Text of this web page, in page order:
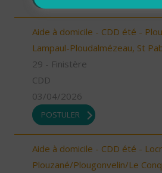
Aide à domicile - CDD été -
Lampaul-Ploudalmézeau, St
29 - Finistère
CDD
03/04/2026
POSTULER
Aide à domicile - CDD été -
Plouzané/Plougonvelin/Le